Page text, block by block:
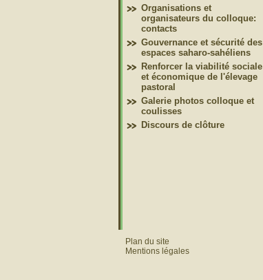
Organisations et
organisateurs du colloque:
contacts
Gouvernance et sécurité des
espaces saharo-sahéliens
Renforcer la viabilité sociale
et économique de l'élevage
pastoral
Galerie photos colloque et
coulisses
Discours de clôture
Plan du site
Mentions légales